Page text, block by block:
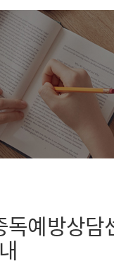
예방상